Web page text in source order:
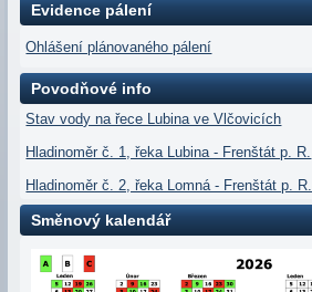
Evidence pálení
Ohlášení plánovaného pálení
Povodňové info
Stav vody na řece Lubina ve Vlčovicích
Hladinoměr č. 1, řeka Lubina - Frenštát p. R.
Hladinoměr č. 2, řeka Lomná - Frenštát p. R.
Směnový kalendář